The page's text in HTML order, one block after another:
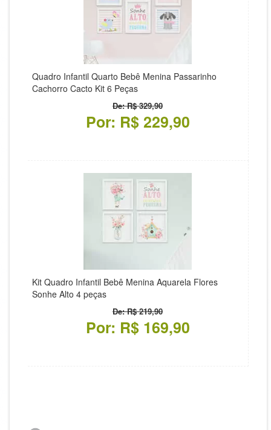
Quadro Infantil Quarto Bebê Menina Passarinho
Cachorro Cacto Kit 6 Peças
De: R$ 329,90
Por: R$ 229,90
Kit Quadro Infantil Bebê Menina Aquarela Flores
Sonhe Alto 4 peças
De: R$ 219,90
Por: R$ 169,90